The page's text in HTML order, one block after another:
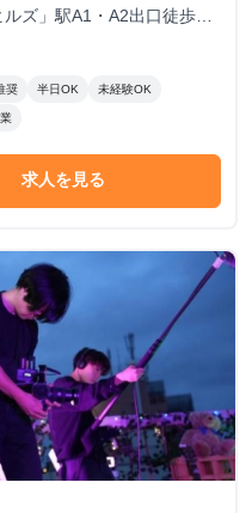
）
ズ」駅A1・A2出口徒歩3
奨 半日OK 未経験OK
求人を見る